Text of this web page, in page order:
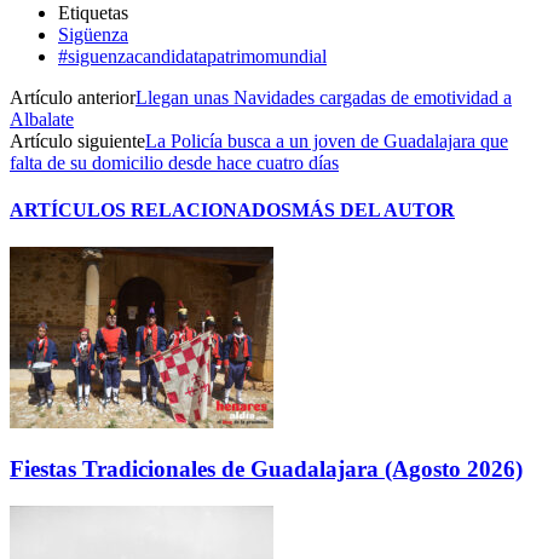
Etiquetas
Sigüenza
#siguenzacandidatapatrimomundial
Artículo anteriorLlegan unas Navidades cargadas de emotividad a
Albalate
Artículo siguienteLa Policía busca a un joven de Guadalajara que
falta de su domicilio desde hace cuatro días
ARTÍCULOS RELACIONADOSMÁS DEL AUTOR
Fiestas Tradicionales de Guadalajara (Agosto 2026)